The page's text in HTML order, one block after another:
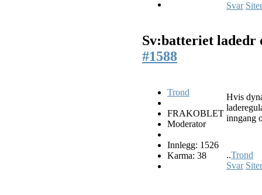
Svar Siter
Sv:batteriet
#1588
Trond
FRAKOBLET
Moderator
Innlegg: 1526
Karma: 38
Hvis
inngang
..Trond
Svar Siter